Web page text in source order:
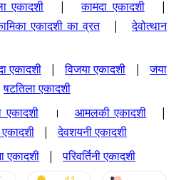
एकादशी |कामदा एकादशी|
एकादशी का व्रत|देवोत्थान
एकादशी|विजया एकादशी |जया
षटतिला एकादशी
एकादशी। आमलकी एकादशी |
एकादशी |देवशयनी एकादशी
एकादशी |परिवर्तिनी एकादशी